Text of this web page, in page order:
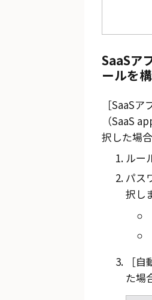
SaaSア
ールを
SaaSア
（SaaS
択した場
ルー
パス
択し
自
た場